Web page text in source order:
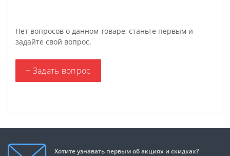
Нет вопросов о данном товаре, станьте первым и
задайте свой вопрос.
+ Задать вопрос
Хотите узнавать первым об акциях и скидках?